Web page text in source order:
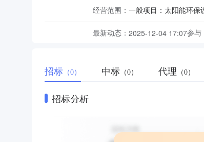
经营范围：
最新动态： 2025-12-04 17:07参与
招标 （0） 中标 （0） 代理 （0）
招标分析